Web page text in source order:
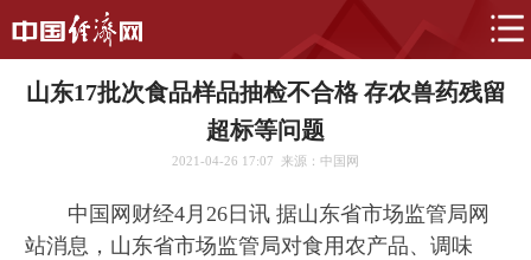
山东17批次食品样品抽检不合格 存农兽药残留
超标等问题
2021-04-26 17:07 来源：中国网
中国网财经4月26日讯 据山东省市场监管局网
站消息，山东省市场监管局对食用农产品、调味